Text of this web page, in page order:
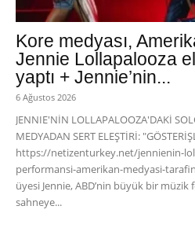
Kore medyası,
Jennie Lollapalooza
yaptı + Jennie’nin...
6 Ağustos 2026
JENNIE'NİN LOLLAPALOOZA'DAKİ
MEDYADAN SERT ELEŞTİRİ:
https://netizenturkey.net/jennienin-
performansi-amerikan-medyasi-
üyesi Jennie, ABD’nin büyük bir
sahneye...